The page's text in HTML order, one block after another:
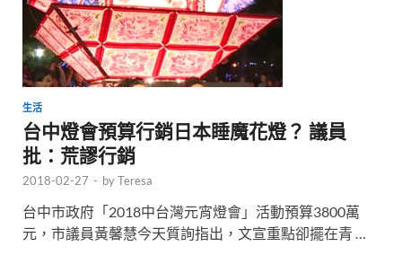
生活
台中燈會預算行銷日本睡魔花燈？ 議員
批：荒謬行銷
2018-02-27 - byTeresa
台中市政府「2018中台灣元宵燈會」活動預算3800萬
元，市議員黃馨慧今天質詢指出，文宣重點卻擺在青 …